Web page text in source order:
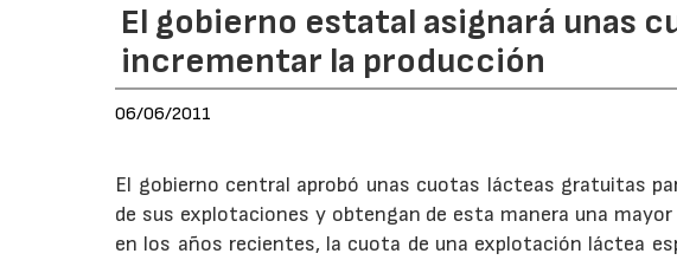
El gobierno estatal asignará unas
incrementar la producción
06/06/2011
El gobierno central aprobó unas cuotas lácteas gratuitas
de sus explotaciones y obtengan de esta manera una
en los años recientes, la cuota de una explotación láctea